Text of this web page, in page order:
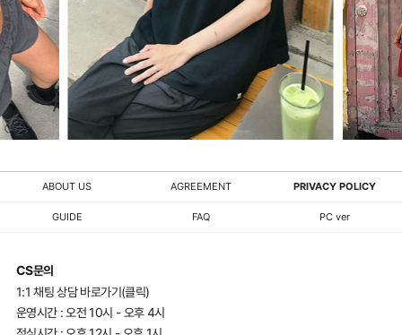
ABOUT US AGREEMENT PRIVACY POLICY
GUIDE FAQ PC ver
CS문의
1:1 채팅 상담 바로가기(클릭)
운영시간 : 오전 10시 - 오후 4시